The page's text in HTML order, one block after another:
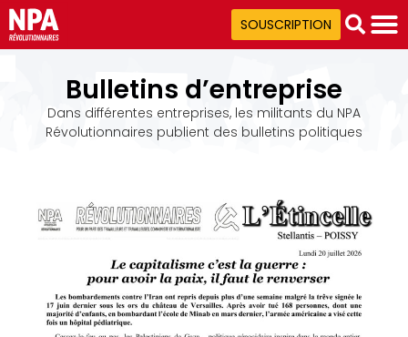
SOUSCRIPTION
Bulletins d’entreprise
Dans différentes entreprises, les militants du NPA
Révolutionnaires publient des bulletins politiques